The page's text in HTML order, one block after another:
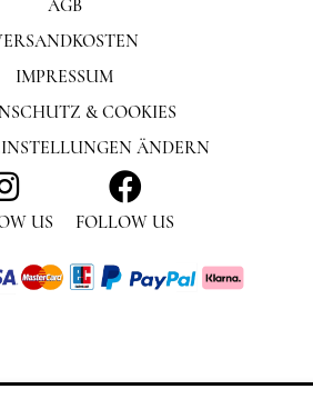
US FOLLOW US
AGB
IMPRESSUM
& COOKIES
ÄNDERN